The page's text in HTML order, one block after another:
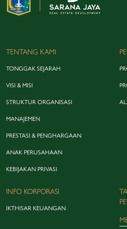
TENTANG KAMI
TONGGAK SEJARAH
VISI & MISI
STRUKTUR ORGANISASI
MANAJEMEN
PRESTASI & PENGHARGAAN
ANAK PERUSAHAAN
KEBIJAKAN PRIVASI
INFO KORPORASI
IKTHISAR KEUANGAN